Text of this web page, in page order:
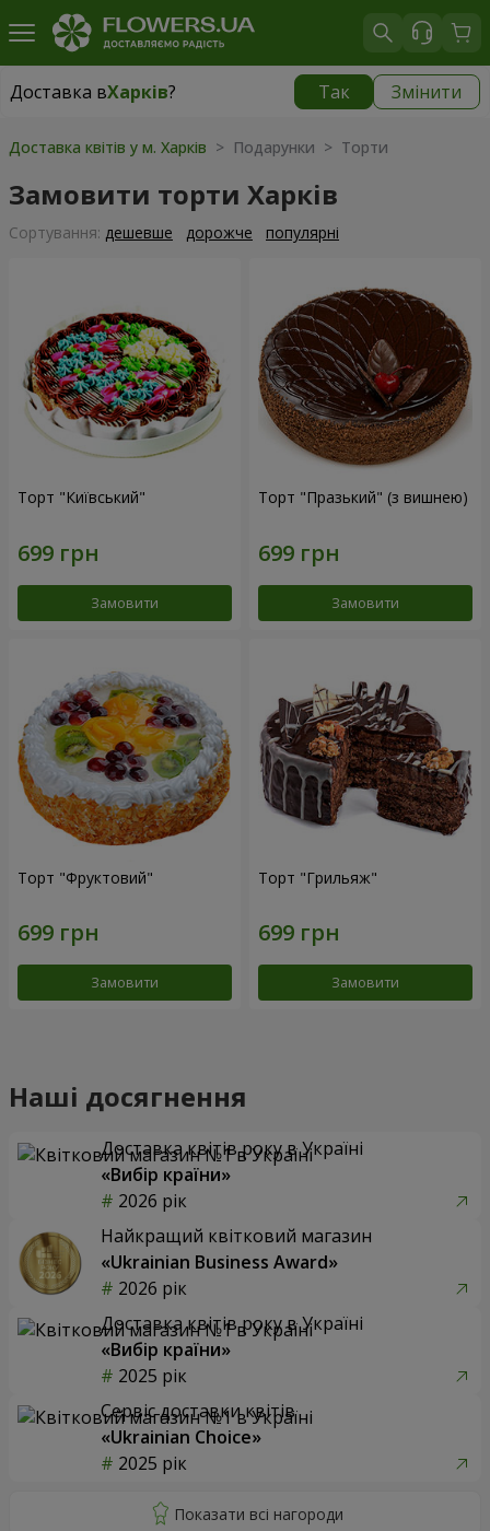
Доставка вХарків? Так Змінити
Доставка вХарків|
Доставка квітів у м. Харків > Подарунки > Торти
Замовити торти Харків
Сортування: дешевше дорожче популярні
Торт "Київський"
Замовити
Торт "Празький" (з вишнею)
Замовити
Торт "Фруктовий"
Замовити
Торт "Грильяж"
Замовити
Наші досягнення
Доставка квітів року в Україні
«Вибір країни»
2026 рік
Найкращий квітковий магазин
«Ukrainian Business Award»
2026 рік
Доставка квітів року в Україні
«Вибір країни»
2025 рік
Сервіс доставки квітів
«Ukrainian Choice»
2025 рік